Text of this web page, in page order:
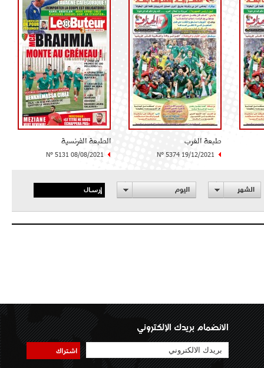
طبعة الغرب
N° 5374 19/12/2021
الطبعة الفرنسية
N° 5131 08/08/2021
الشهر اليوم إرسال
الانضمام بريدك الإلكتروني
اشتراك